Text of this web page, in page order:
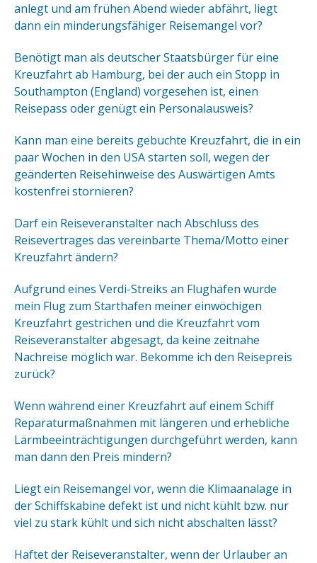
anlegt und am frühen Abend wieder abfährt, liegt
dann ein minderungsfähiger Reisemangel vor?
Benötigt man als deutscher Staatsbürger für eine
Kreuzfahrt ab Hamburg, bei der auch ein Stopp in
Southampton (England) vorgesehen ist, einen
Reisepass oder genügt ein Personalausweis?
Kann man eine bereits gebuchte Kreuzfahrt, die in ein
paar Wochen in den USA starten soll, wegen der
geänderten Reisehinweise des Auswärtigen Amts
kostenfrei stornieren?
Darf ein Reiseveranstalter nach Abschluss des
Reisevertrages das vereinbarte Thema/Motto einer
Kreuzfahrt ändern?
Aufgrund eines Verdi-Streiks an Flughäfen wurde
mein Flug zum Starthafen meiner einwöchigen
Kreuzfahrt gestrichen und die Kreuzfahrt vom
Reiseveranstalter abgesagt, da keine zeitnahe
Nachreise möglich war. Bekomme ich den Reisepreis
zurück?
Wenn während einer Kreuzfahrt auf einem Schiff
Reparaturmaßnahmen mit längeren und erhebliche
Lärmbeeinträchtigungen durchgeführt werden, kann
man dann den Preis mindern?
Liegt ein Reisemangel vor, wenn die Klimaanalage in
der Schiffskabine defekt ist und nicht kühlt bzw. nur
viel zu stark kühlt und sich nicht abschalten lässt?
Haftet der Reiseveranstalter, wenn der Urlauber an